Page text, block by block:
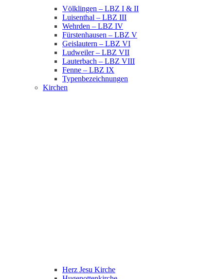
Völklingen – LBZ I & II
Luisenthal – LBZ III
Wehrden – LBZ IV
Fürstenhausen – LBZ V
Geislautern – LBZ VI
Ludweiler – LBZ VII
Lauterbach – LBZ VIII
Fenne – LBZ IX
Typenbezeichnungen
Kirchen
Herz Jesu Kirche